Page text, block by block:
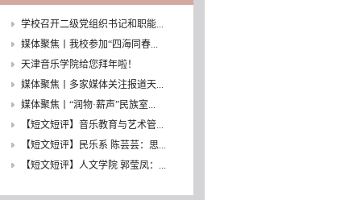
学校召开二级党组织书记和职能...
媒体聚焦丨我校参加“四海同春...
天津音乐学院给您拜年啦！
媒体聚焦丨多家媒体关注报道天...
媒体聚焦丨“润物·薪声”民族室...
【短文短评】音乐教育与艺术管...
【短文短评】民乐系 陈芸芸：思...
【短文短评】人文学院 郭莹凤：...